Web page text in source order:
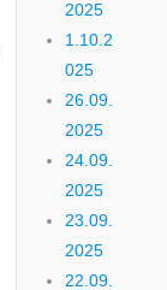
2025
1.10.2
025
26.09.
2025
24.09.
2025
23.09.
2025
22.09.